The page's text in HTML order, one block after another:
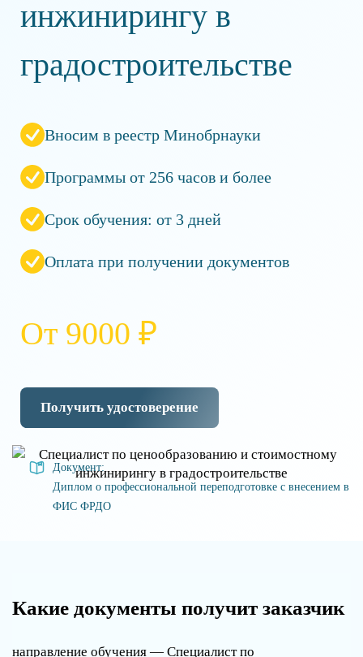
инжинирингу в
градостроительстве
Вносим в реестр Минобрнауки
Программы от 256 часов и более
Срок обучения: от 3 дней
Оплата при получении документов
От 9000 ₽
Получить удостоверение
Документ:
Диплом о профессиональной переподготовке с внесением в
ФИС ФРДО
Какие документы получит заказчик
направление обучения — Специалист по